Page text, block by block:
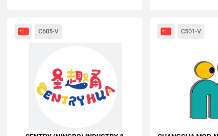
C605-V C501-V